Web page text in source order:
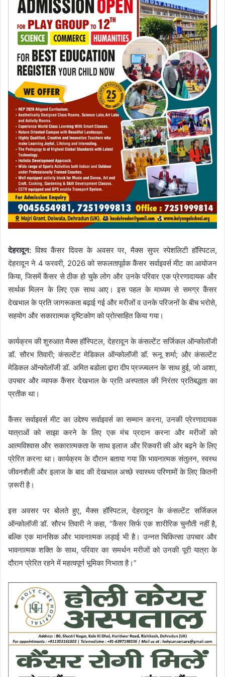
देहरादून: विश्व कैंसर दिवस के अवसर पर, मैक्स सुपर स्पेशलिटी हॉस्पिटल,
देहरादून ने 4 फरवरी, 2026 को सफलतापूर्वक कैंसर सर्वाइवर्स मीट का आयोजन
किया, जिसमें कैंसर से ठीक हो चुके लोग और उनके परिवार एक प्रेरणादायक और
सार्थक मिलन के लिए एक साथ आए। इस पहल के माध्यम से समग्र कैंसर
देखभाल के प्रति जागरूकता बढ़ाई गई और मरीजों व उनके परिजनों के बीच भरोसे,
सहयोग और सकारात्मक दृष्टिकोण को प्रोत्साहित किया गया।
कार्यक्रम की शुरुआत मैक्स हॉस्पिटल, देहरादून के कंसल्टेंट सर्जिकल ऑन्कोलॉजी
डॉ. सौरभ तिवारी; कंसल्टेंट मेडिकल ऑन्कोलॉजी डॉ. रूनू शर्मा; और कंसल्टेंट
मेडिकल ऑन्कोलॉजी डॉ. अमित बडोला द्वारा दीप प्रज्ज्वलन के साथ हुई, जो आशा,
उपचार और व्यापक कैंसर देखभाल के प्रति अस्पताल की निरंतर प्रतिबद्धता का
प्रतीक था।
कैंसर सर्वाइवर्स मीट का उद्देश्य सर्वाइवर्स का सम्मान करना, उनकी प्रेरणादायक
यात्राओं को साझा करने के लिए एक मंच प्रदान करना और मरीजों को
आत्मविश्वास और सकारात्मकता के साथ इलाज और रिकवरी की ओर बढ़ने के लिए
प्रेरित करना था। कार्यक्रम के दौरान बताया गया कि भावनात्मक संतुलन, स्वस्थ
जीवनशैली और इलाज के बाद की देखभाल अच्छे स्वास्थ्य परिणामों के लिए कितनी
ज़रूरी है।
इस अवसर पर बोलते हुए, मैक्स हॉस्पिटल, देहरादून के कंसल्टेंट सर्जिकल
ऑन्कोलॉजी डॉ. सौरभ तिवारी ने कहा, “कैंसर सिर्फ एक शारीरिक चुनौती नहीं है,
बल्कि एक मानसिक और भावनात्मक लड़ाई भी है। उन्नत चिकित्सा उपचार और
भावनात्मक शक्ति के साथ, परिवार का समर्थन मरीजों को उनकी पूरी यात्रा के
दौरान प्रेरित रहने में महत्वपूर्ण भूमिका निभाता है।”